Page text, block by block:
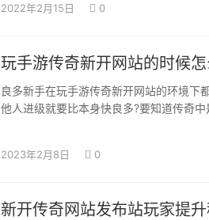
2022年2月15日 0
玩手游传奇新开网站的时候怎
良多新手在玩手游传奇新开网站的环境下
他人进级就要比本身快良多?要知道传奇
2023年2月8日 0
新开传奇网站发布站玩家提